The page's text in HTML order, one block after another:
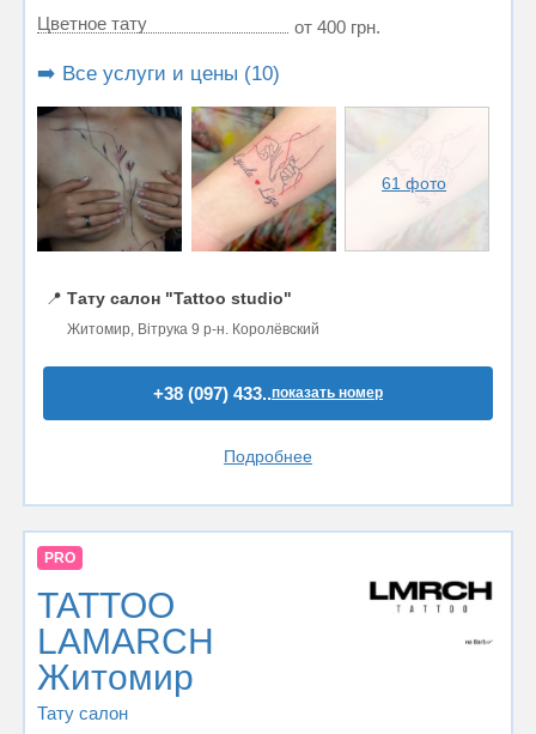
Цветное тату
от 400 грн.
➡️ Все услуги и цены (10)
61 фото
📍 Тату салон "Tattoo studio"
Житомир, Вітрука 9 р-н. Королёвский
+38 (097) 433..показать номер
Подробнее
PRO
TATTOO
LAMARCH
Житомир
Тату салон